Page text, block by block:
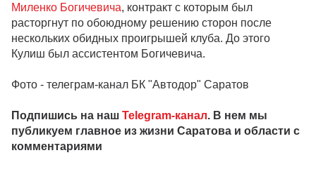
Миленко Богичевича, контракт с которым был
расторгнут по обоюдному решению сторон после
нескольких обидных проигрышей клуба. До этого
Кулиш был ассистентом Богичевича.
Фото - телеграм-канал БК "Автодор" Саратов
Подпишись на наш Telegram-канал. В нем мы
публикуем главное из жизни Саратова и области с
комментариями